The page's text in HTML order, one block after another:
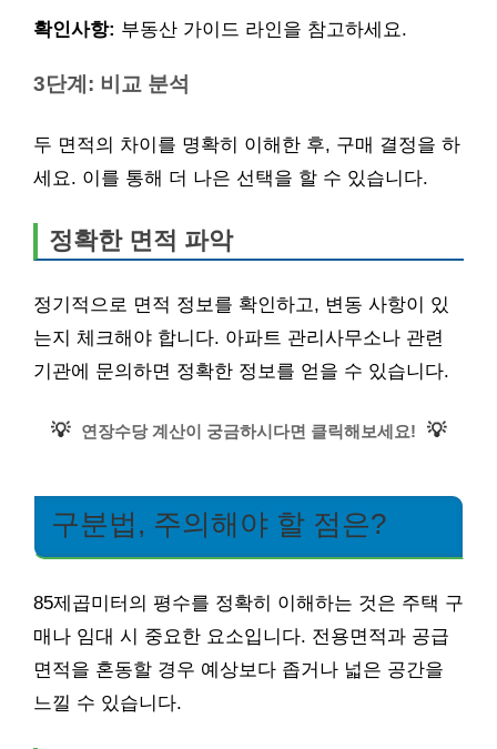
확인사항: 부동산 가이드 라인을 참고하세요.
3단계: 비교 분석
두 면적의 차이를 명확히 이해한 후, 구매 결정을 하
세요. 이를 통해 더 나은 선택을 할 수 있습니다.
정확한 면적 파악
정기적으로 면적 정보를 확인하고, 변동 사항이 있
는지 체크해야 합니다. 아파트 관리사무소나 관련
기관에 문의하면 정확한 정보를 얻을 수 있습니다.
💡 연장수당 계산이 궁금하시다면 클릭해보세요! 💡
구분법, 주의해야 할 점은?
85제곱미터의 평수를 정확히 이해하는 것은 주택 구
매나 임대 시 중요한 요소입니다. 전용면적과 공급
면적을 혼동할 경우 예상보다 좁거나 넓은 공간을
느낄 수 있습니다.